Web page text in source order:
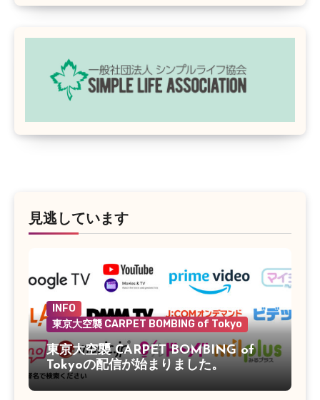
見逃しています
INFO
東京大空襲 CARPET BOMBING of Tokyo
東京大空襲 CARPET BOMBING of
Tokyoの配信が始まりました。